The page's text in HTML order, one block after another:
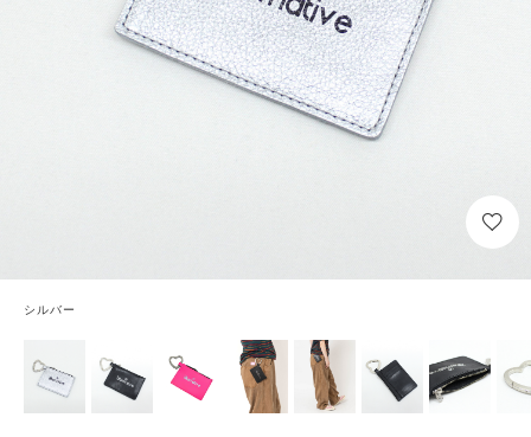
シルバー